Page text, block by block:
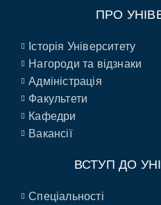
ПРО
Історія Університету
Нагороди та відзнаки
Адміністрація
Факультети
Кафедри
Вакансії
ВСТУП ДО
Спеціальності